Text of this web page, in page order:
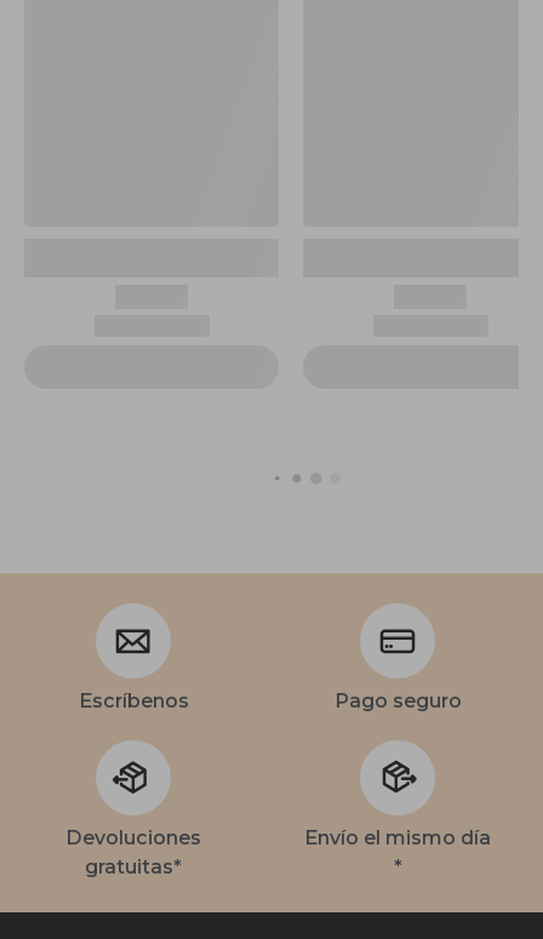
Escríbenos Pago seguro
Devoluciones
gratuitas*
Envío el mismo día
*